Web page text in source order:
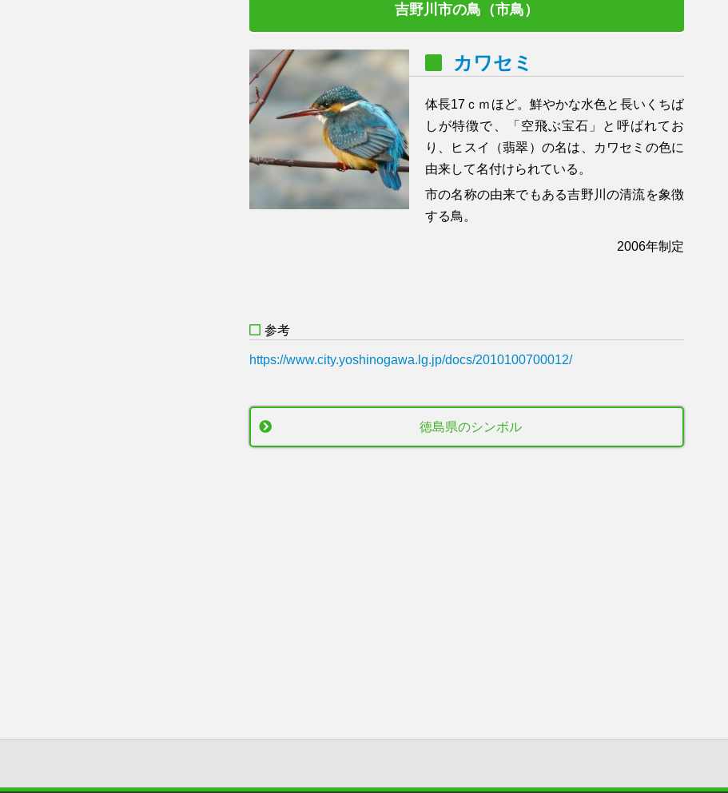
吉野川市の鳥（市鳥）
カワセミ
体長17ｃｍほど。鮮やかな水色と長いくちば
しが特徴で、「空飛ぶ宝石」と呼ばれてお
り、ヒスイ（翡翠）の名は、カワセミの色に
由来して名付けられている。
市の名称の由来でもある吉野川の清流を象徴
する鳥。
2006年制定
参考
https://www.city.yoshinogawa.lg.jp/docs/2010100700012/
徳島県のシンボル